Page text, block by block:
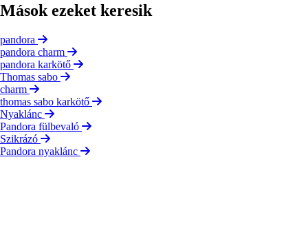
Mások ezeket keresik
pandora
pandora charm
pandora karkötő
Thomas sabo
charm
thomas sabo karkötő
Nyaklánc
Pandora fülbevaló
Szikrázó
Pandora nyaklánc